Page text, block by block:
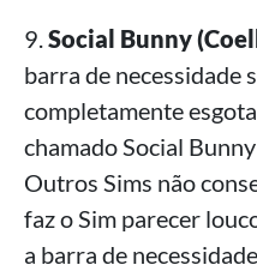
9.Social Bunny
barra de necessidade
completamente
chamado Social
Outros Sims não
faz o Sim parecer
a barra de